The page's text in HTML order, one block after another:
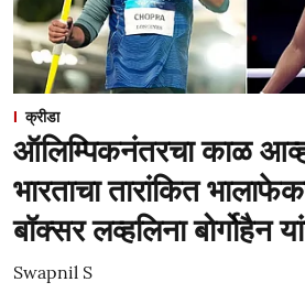
क्रीडा
ऑलिम्पिकनंतरचा काळ
भारताचा तारांकित
बॉक्सर लव्हलिना बोर्गोहैन
Swapnil S